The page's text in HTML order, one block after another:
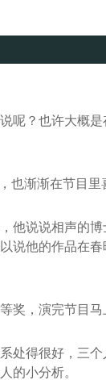
？也许大概
也渐渐在节目里
说说相声的
说他的作品在
，演完节目
处得很好，三
的小分析。